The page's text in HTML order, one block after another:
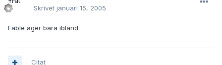
Skrivet januari 15, 2005
Fable äger bara ibland
Citat